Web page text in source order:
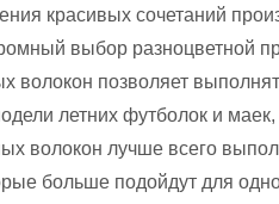
красивых сочетаний
выбор разноцветной
волокон позволяет
летних футболок и
волокон лучше всего
больше подойдут для